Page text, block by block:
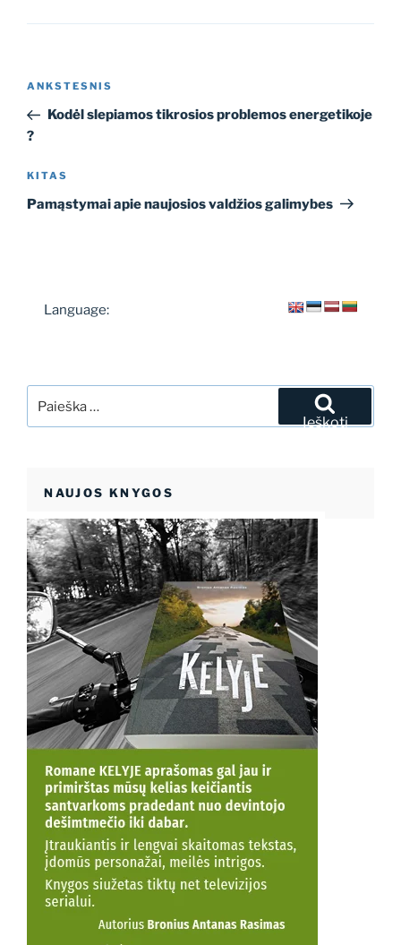
Navigacija
įrašų
Ankstesnis
įrašas
ANKSTESNIS
Kodėl slepiamos tikrosios problemos energetikoje
?
Kitas
įrašas
KITAS
Pamąstymai apie naujosios valdžios galimybes
Language:
Ieškoti
NAUJOS KNYGOS